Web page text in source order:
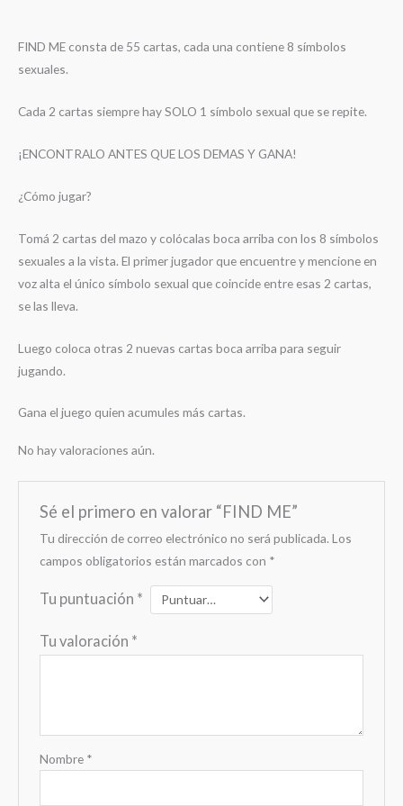
FIND ME consta de 55 cartas, cada una contiene 8 símbolos
sexuales.
Cada 2 cartas siempre hay SOLO 1 símbolo sexual que se repite.
¡ENCONTRALO ANTES QUE LOS DEMAS Y GANA!
¿Cómo jugar?
Tomá 2 cartas del mazo y colócalas boca arriba con los 8 símbolos
sexuales a la vista. El primer jugador que encuentre y mencione en
voz alta el único símbolo sexual que coincide entre esas 2 cartas,
se las lleva.
Luego coloca otras 2 nuevas cartas boca arriba para seguir
jugando.
Gana el juego quien acumules más cartas.
No hay valoraciones aún.
Sé el primero en valorar “FIND ME”
Tu dirección de correo electrónico no será publicada. Los
campos obligatorios están marcados con *
Tu puntuación *
Tu valoración *
Nombre *